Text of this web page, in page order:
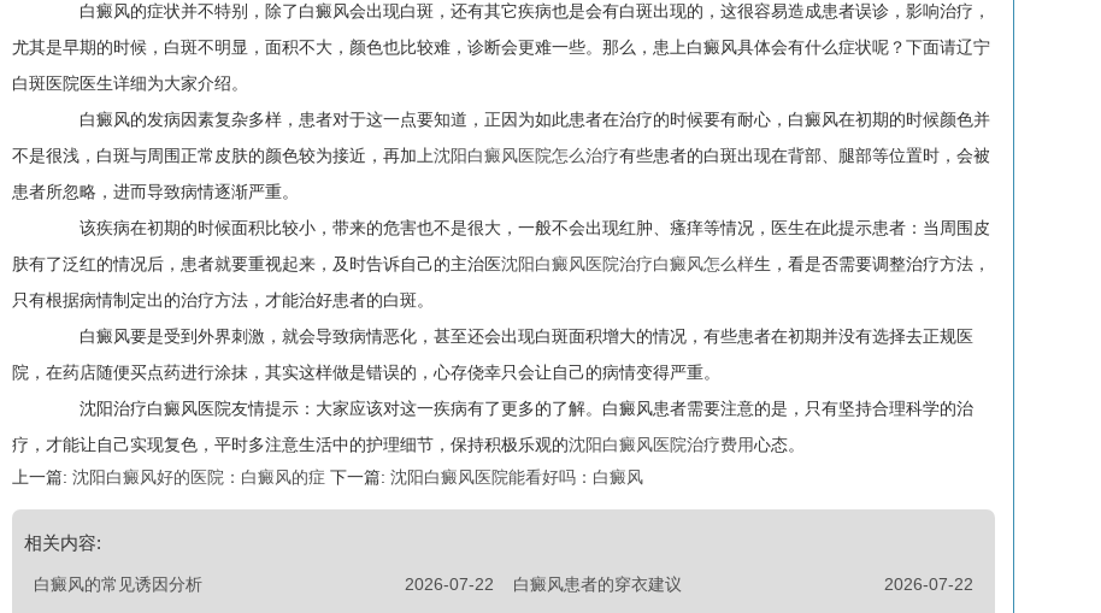
白癜风的症状并不特别，除了白癜风会出现白斑，还有其它疾病也是会有白斑出现的，这很容易造成患者误诊，影响治疗，
尤其是早期的时候，白斑不明显，面积不大，颜色也比较难，诊断会更难一些。那么，患上白癜风具体会有什么症状呢？下面请辽宁
白斑医院医生详细为大家介绍。
白癜风的发病因素复杂多样，患者对于这一点要知道，正因为如此患者在治疗的时候要有耐心，白癜风在初期的时候颜色并
不是很浅，白斑与周围正常皮肤的颜色较为接近，再加上沈阳白癜风医院怎么治疗有些患者的白斑出现在背部、腿部等位置时，会被
患者所忽略，进而导致病情逐渐严重。
该疾病在初期的时候面积比较小，带来的危害也不是很大，一般不会出现红肿、瘙痒等情况，医生在此提示患者：当周围皮
肤有了泛红的情况后，患者就要重视起来，及时告诉自己的主治医沈阳白癜风医院治疗白癜风怎么样生，看是否需要调整治疗方法，
只有根据病情制定出的治疗方法，才能治好患者的白斑。
白癜风要是受到外界刺激，就会导致病情恶化，甚至还会出现白斑面积增大的情况，有些患者在初期并没有选择去正规医
院，在药店随便买点药进行涂抹，其实这样做是错误的，心存侥幸只会让自己的病情变得严重。
沈阳治疗白癜风医院友情提示：大家应该对这一疾病有了更多的了解。白癜风患者需要注意的是，只有坚持合理科学的治
疗，才能让自己实现复色，平时多注意生活中的护理细节，保持积极乐观的沈阳白癜风医院治疗费用心态。
上一篇: 沈阳白癜风好的医院：白癜风的症 下一篇: 沈阳白癜风医院能看好吗：白癜风
相关内容:
2026-07-22
白癜风的常见诱因分析 2026-07-22
白癜风患者的穿衣建议